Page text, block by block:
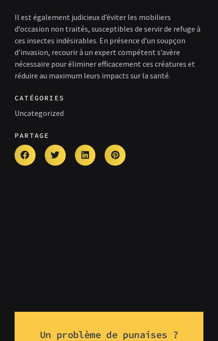
Il est également judicieux d’éviter les mobiliers
d’occasion non traités, susceptibles de servir de refuge à
ces insectes indésirables. En présence d’un soupçon
d’invasion, recourir à un expert compétent s’avère
nécessaire pour éliminer efficacement ces créatures et
réduire au maximum leurs impacts sur la santé.
CATÉGORIES
Uncategorized
PARTAGE
Un problème de punaises ?